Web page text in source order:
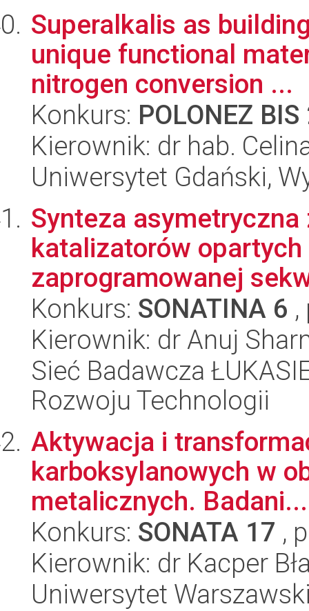
Superalkalis as
unique functional
nitrogen conversion ...
Konkurs: POLONEZ BIS
Kierownik: dr hab.
Uniwersytet Gdański,
Synteza
katalizatorów
zaprogramowanej
Konkurs: SONATINA 6
Kierownik: dr Anuj
Sieć Badawcza
Rozwoju Technologii
Aktywacja i
karboksylanowych w
metalicznych. Badani...
Konkurs: SONATA 17 ,
Kierownik: dr Kacper
Uniwersytet